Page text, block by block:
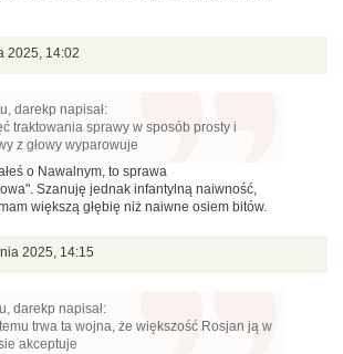
2025, 14:02
darekp napisał:
traktowania sprawy w sposób prosty i
z głowy wyparowuje
o Nawalnym, to sprawa
Szanuję jednak infantylną naiwność,
większą głębię niż naiwne osiem bitów.
2025, 14:15
darekp napisał:
temu trwa ta wojna, że większość Rosjan ją w
akceptuje